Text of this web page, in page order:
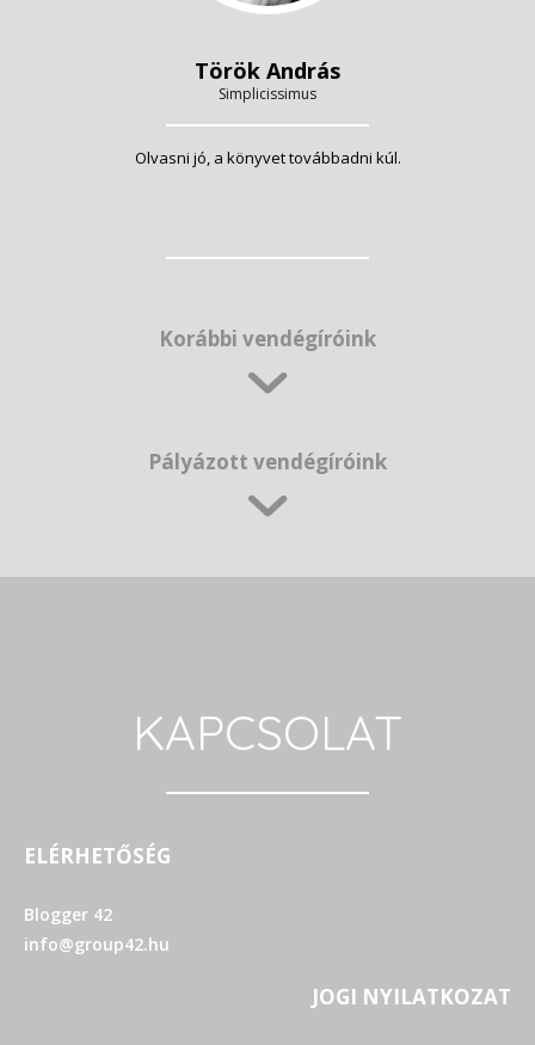
Török András
Simplicissimus
Olvasni jó, a könyvet továbbadni kúl.
Korábbi vendégíróink
Pályázott vendégíróink
KAPCSOLAT
ELÉRHETŐSÉG
Blogger 42
info@group42.hu
JOGI NYILATKOZAT